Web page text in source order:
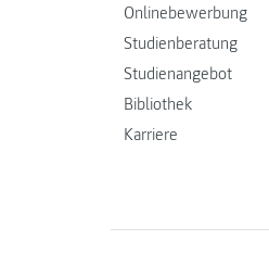
Onlinebewerbung
Studienberatung
Studienangebot
Bibliothek
Karriere